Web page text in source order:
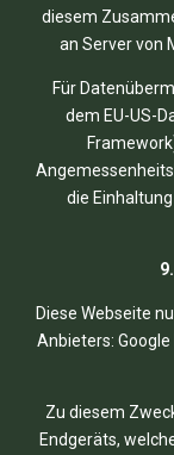
diesem
an Server von
Für
dem EU-US-
die
Diese Webseite
Anbieters:
Zu diesem
Endgeräts,